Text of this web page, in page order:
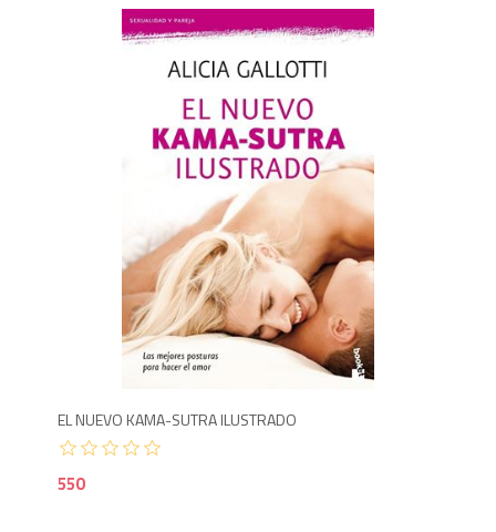
EL NUEVO KAMA-SUTRA ILUSTRADO
550